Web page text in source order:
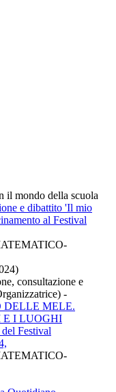
il mondo della scuola
e dibattito 'Il mio
al Festival
consultazione e
-
DELLE MELE.
E I LUOGHI
Festival